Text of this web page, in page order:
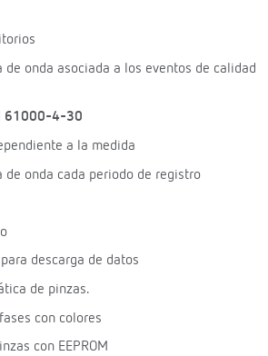
de onda asociada a los eventos de calidad
61000-4-30
a la medida
de onda cada periodo de registro
descarga de datos
de pinzas.
con colores
con EEPROM